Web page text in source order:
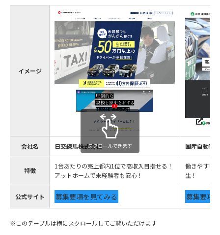
イメージ
会社名 日交練馬株式会社 国産自動車
特徴
1台あたりの売上都内1位で高収入目指せる！
アットホームで未経験者も安心！
働きやすい
生！
公式サイト 募集要項を見てみる 募集要項
スクロールできます